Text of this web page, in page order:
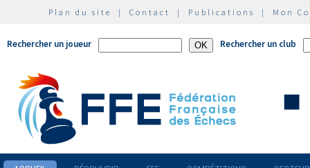
Plan du site | Contact | Publications | Mon
Rechercher un joueur Rechercher un club